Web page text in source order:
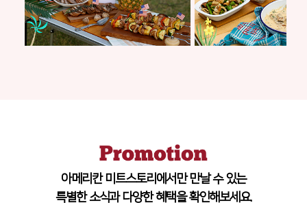
아메리칸 미트스토리에서만 만날 수 있는
특별한 소식과 다양한 혜택을 확인해보세요.